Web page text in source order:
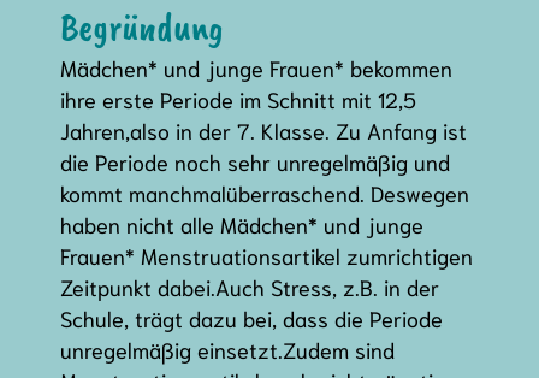
Begründung
Mädchen* und junge Frauen* bekommen
ihre erste Periode im Schnitt mit 12,5
Jahren,also in der 7. Klasse. Zu Anfang ist
die Periode noch sehr unregelmäßig und
kommt manchmalüberraschend. Deswegen
haben nicht alle Mädchen* und junge
Frauen* Menstruationsartikel zumrichtigen
Zeitpunkt dabei.Auch Stress, z.B. in der
Schule, trägt dazu bei, dass die Periode
unregelmäßig einsetzt.Zudem sind